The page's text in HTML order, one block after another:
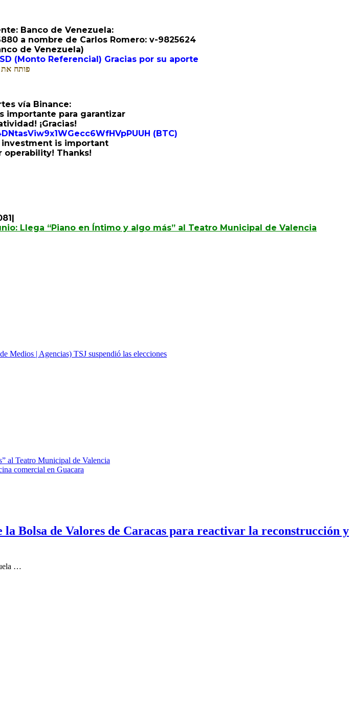
Banco de Venezuela:
a nombre de Carlos Romero: v-9825624
de Venezuela)
(Monto Referencial) Gracias por su aporte
פותח את
vía Binance:
importante para garantizar
¡Gracias!
(BTC)
is important
operability! Thanks!
Llega “Piano en Íntimo y algo más” al Teatro Municipal de Valencia
Medios | Agencias) TSJ suspendió las elecciones
al Teatro Municipal de Valencia
comercial en Guacara
Bolsa de Valores de Caracas para reactivar la reconstrucción y
…